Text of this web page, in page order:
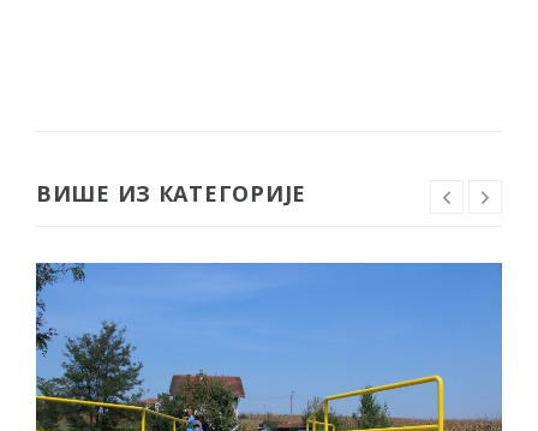
ВИШЕ ИЗ КАТЕГОРИЈЕ